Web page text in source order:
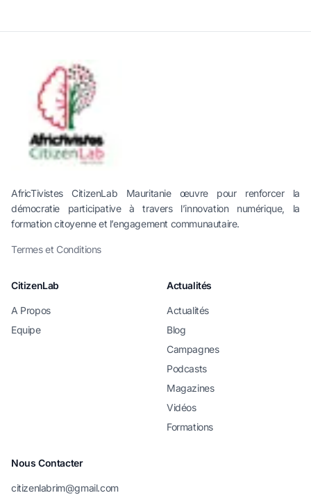
AfricTivistes CitizenLab Mauritanie œuvre pour renforcer la
démocratie participative à travers l’innovation numérique, la
formation citoyenne et l’engagement communautaire.
Termes et Conditions
CitizenLab
A Propos
Equipe
Actualités
Actualités
Blog
Campagnes
Podcasts
Magazines
Vidéos
Formations
Nous Contacter
citizenlabrim@gmail.com